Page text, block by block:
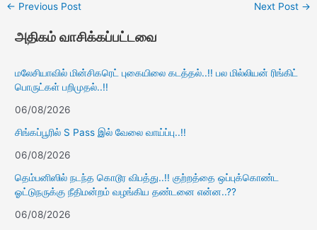
← Previous Post Next Post →
அதிகம் வாசிக்கப்பட்டவை
மலேசியாவில் மின்சிகரெட் புகையிலை கடத்தல்..!! பல மில்லியன் ரிங்கிட்
பொருட்கள் பறிமுதல்..!!
06/08/2026
சிங்கப்பூரில் S Pass இல் வேலை வாய்ப்பு..!!
06/08/2026
தெம்பனிஸில் நடந்த கொடூர விபத்து..!! குற்றத்தை ஒப்புக்கொண்ட
ஓட்டுநருக்கு நீதிமன்றம் வழங்கிய தண்டனை என்ன..??
06/08/2026